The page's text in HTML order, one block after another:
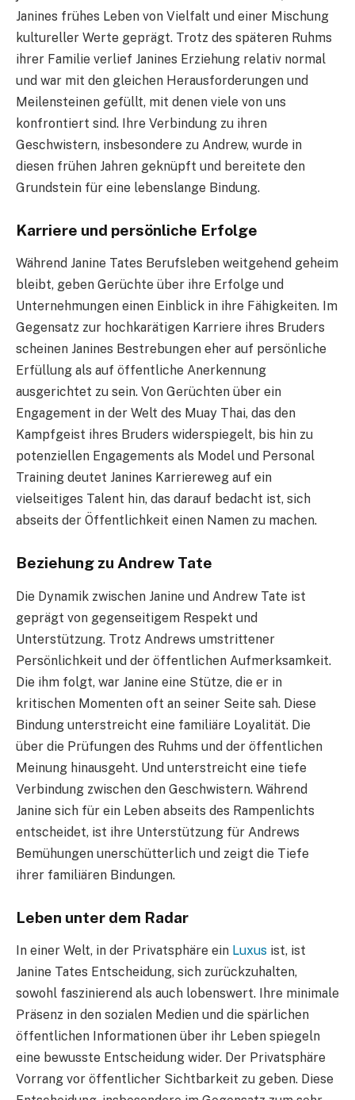
Janines frühes Leben von Vielfalt und einer Mischung
kultureller Werte geprägt. Trotz des späteren Ruhms
ihrer Familie verlief Janines Erziehung relativ normal
und war mit den gleichen Herausforderungen und
Meilensteinen gefüllt, mit denen viele von uns
konfrontiert sind. Ihre Verbindung zu ihren
Geschwistern, insbesondere zu Andrew, wurde in
diesen frühen Jahren geknüpft und bereitete den
Grundstein für eine lebenslange Bindung.
Karriere und persönliche Erfolge
Während Janine Tates Berufsleben weitgehend geheim
bleibt, geben Gerüchte über ihre Erfolge und
Unternehmungen einen Einblick in ihre Fähigkeiten. Im
Gegensatz zur hochkarätigen Karriere ihres Bruders
scheinen Janines Bestrebungen eher auf persönliche
Erfüllung als auf öffentliche Anerkennung
ausgerichtet zu sein. Von Gerüchten über ein
Engagement in der Welt des Muay Thai, das den
Kampfgeist ihres Bruders widerspiegelt, bis hin zu
potenziellen Engagements als Model und Personal
Training deutet Janines Karriereweg auf ein
vielseitiges Talent hin, das darauf bedacht ist, sich
abseits der Öffentlichkeit einen Namen zu machen.
Beziehung zu Andrew Tate
Die Dynamik zwischen Janine und Andrew Tate ist
geprägt von gegenseitigem Respekt und
Unterstützung. Trotz Andrews umstrittener
Persönlichkeit und der öffentlichen Aufmerksamkeit.
Die ihm folgt, war Janine eine Stütze, die er in
kritischen Momenten oft an seiner Seite sah. Diese
Bindung unterstreicht eine familiäre Loyalität. Die
über die Prüfungen des Ruhms und der öffentlichen
Meinung hinausgeht. Und unterstreicht eine tiefe
Verbindung zwischen den Geschwistern. Während
Janine sich für ein Leben abseits des Rampenlichts
entscheidet, ist ihre Unterstützung für Andrews
Bemühungen unerschütterlich und zeigt die Tiefe
ihrer familiären Bindungen.
Leben unter dem Radar
In einer Welt, in der Privatsphäre ein Luxus ist, ist
Janine Tates Entscheidung, sich zurückzuhalten,
sowohl faszinierend als auch lobenswert. Ihre minimale
Präsenz in den sozialen Medien und die spärlichen
öffentlichen Informationen über ihr Leben spiegeln
eine bewusste Entscheidung wider. Der Privatsphäre
Vorrang vor öffentlicher Sichtbarkeit zu geben. Diese